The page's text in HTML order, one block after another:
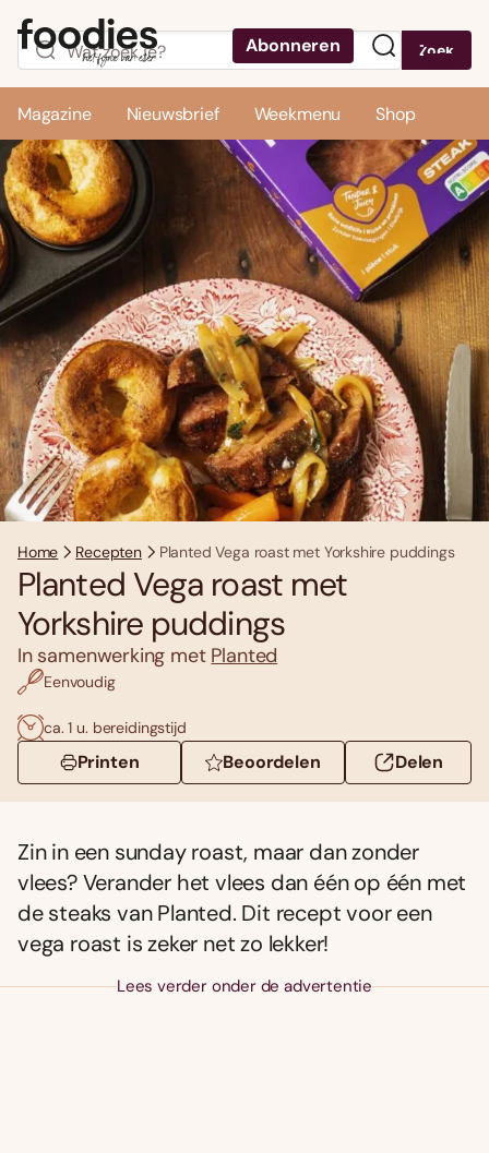
Abonneren Zoek
Magazine Nieuwsbrief Weekmenu Shop
Home Recepten Planted Vega roast met Yorkshire puddings
Planted Vega roast met
Yorkshire puddings
In samenwerking met Planted
Eenvoudig
ca. 1 u. bereidingstijd
Printen Beoordelen Delen
Zin in een sunday roast, maar dan zonder
vlees? Verander het vlees dan één op één met
de steaks van Planted. Dit recept voor een
vega roast is zeker net zo lekker!
Lees verder onder de advertentie